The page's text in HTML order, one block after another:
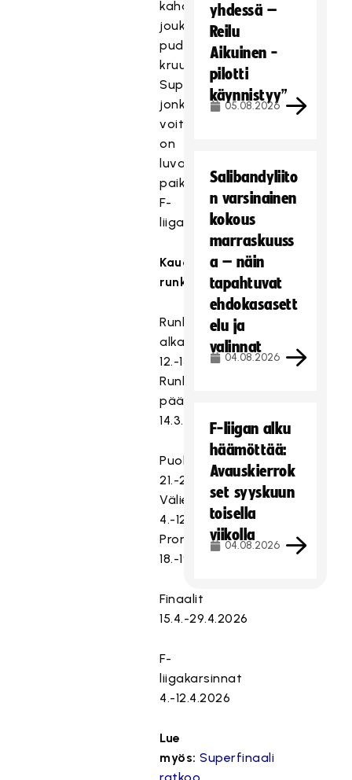
kahdeksan
joukkueen
pudotuspelit
kruunaava
Superfinaali,
jonka
voittajalle
on
luvassa
paikka
F-
liigassa.
Kauden
runkopäivät
Runkosarja
alkaa
12.-13.9.2025
Runkosarja
päättyy
14.3.2026
Puolivälierät
21.-29.3.2026
Välierät
4.-12.4.2026
Pronssiottelu
18.-19.4.2026
Finaalit
15.4.-29.4.2026
F-
liigakarsinnat
4.-12.4.2026
Lue
myös: Superfinaali
yhdessä –
Reilu
Aikuinen -
pilotti
käynnistyy”
05.08.2026
Salibandyliito
n varsinainen
kokous
marraskuuss
a – näin
tapahtuvat
ehdokasasett
elu ja
valinnat
04.08.2026
F-liigan alku
häämöttää:
Avauskierrok
set syyskuun
toisella
viikolla
04.08.2026